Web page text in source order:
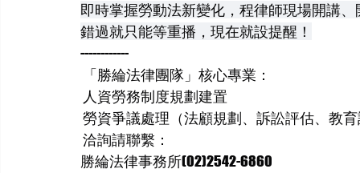
即時掌握勞動法新變化，程律師現場開講、
錯過就只能等重播，現在就設提醒！
------------
「勝綸法律團隊」核心專業：
人資勞務制度規劃建置
勞資爭議處理（法顧規劃、訴訟評估、教
洽詢請聯繫：
勝綸法律事務所(02)2542-6860